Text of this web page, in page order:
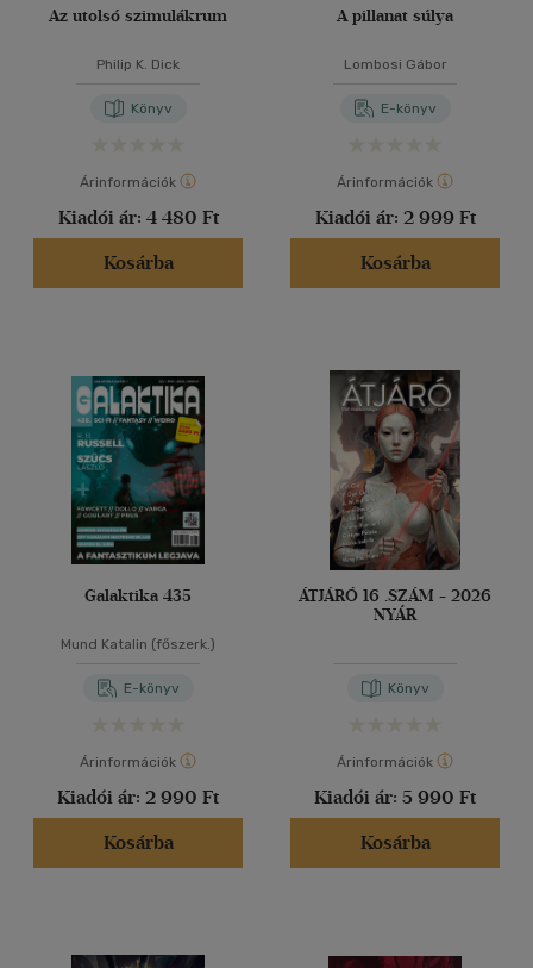
Az utolsó szimulákrum
Philip K. Dick
Könyv
Árinformációk
Kiadói ár: 4 480 Ft
Kosárba
A pillanat súlya
Lombosi Gábor
E-könyv
Árinformációk
Kiadói ár: 2 999 Ft
Kosárba
Galaktika 435
Mund Katalin (főszerk.)
E-könyv
Árinformációk
Kiadói ár: 2 990 Ft
Kosárba
ÁTJÁRÓ 16 .SZÁM - 2026
NYÁR
Könyv
Árinformációk
Kiadói ár: 5 990 Ft
Kosárba